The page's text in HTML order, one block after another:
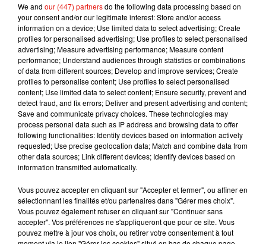
Le site de la chaîne assure même que le courant est
particulièrement bien passé entre Louane et Jean-Marc.
se seraient fait de longues et belles déclarations d’amitié.
C’était la première fois que je chantais avec un singe aussi
mignon.T’es mon chocolat de Noël préféré.Tu es comme un
petit flocon qui se pose sur ma joue. Je me sens trop bien
avec toi, c’est comme si j’étais avec mon petit frère », s’est
exclamée Louane à l’issue de leur prestation.
Musique
We and our (447) partnersdo the following data processing based on
your consent and/or our legitimate interest: Store and/or access
information on a device; Use limited data to select advertising; Create
profiles for personalised advertising; Use profiles to select personalised
advertising; Measure advertising performance; Measure content
performance; Understand audiences through statistics or combinations
of data from different sources; Develop and improve services; Create
profiles to personalise content; Use profiles to select personalised
content; Use limited data to select content; Ensure security, prevent and
detect fraud, and fix errors; Deliver and present advertising and content;
Save and communicate privacy choices. These technologies may
process personal data such as IP address and browsing data to offer
following functionalities: Identify devices based on information actively
requested; Use precise geolocation data; Match and combine data from
other data sources; Link different devices; Identify devices based on
information transmitted automatically.
Vous pouvez accepter en cliquant sur "Accepter et fermer", ou affiner en
sélectionnant les finalités et/ou partenaires dans "Gérer mes choix".
Vous pouvez également refuser en cliquant sur "Continuer sans
accepter". Vos préférences ne s'appliqueront que pour ce site. Vous
pouvez mettre à jour vos choix, ou retirer votre consentement à tout